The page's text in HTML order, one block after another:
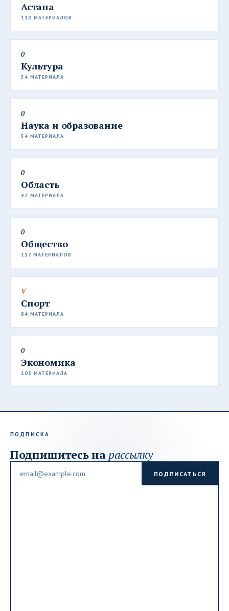
Астана
110 МАТЕРИАЛОВ
0
Культура
54 МАТЕРИАЛА
0
Наука и образование
54 МАТЕРИАЛА
0
Область
92 МАТЕРИАЛА
0
Общество
117 МАТЕРИАЛОВ
V
Спорт
84 МАТЕРИАЛА
0
Экономика
103 МАТЕРИАЛА
ПОДПИСКА
Подпишитесь на рассылку
ПОДПИСАТЬСЯ